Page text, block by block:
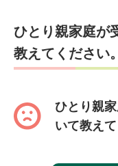
ひとり親家庭が
教えてください。
ひとり親
いて教えて